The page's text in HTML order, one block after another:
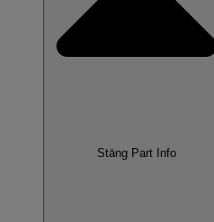
Stäng Part Info